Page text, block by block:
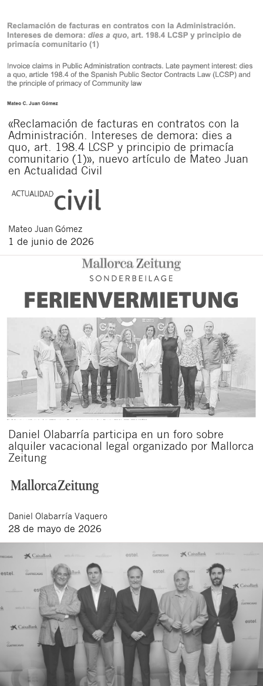
«Reclamación de facturas en contratos con la
Administración. Intereses de demora: dies a
quo, art. 198.4 LCSP y principio de primacía
comunitario (1)», nuevo artículo de Mateo Juan
en Actualidad Civil
Mateo Juan Gómez
1 de junio de 2026
Daniel Olabarría participa en un foro sobre
alquiler vacacional legal organizado por Mallorca
Zeitung
Daniel Olabarría Vaquero
28 de mayo de 2026
Cerrar